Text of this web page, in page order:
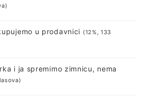
u prodavnici (12%, 133
i ja spremimo zimnicu, nema